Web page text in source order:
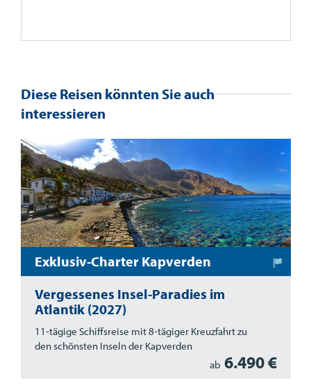
Diese Reisen könnten Sie auch
interessieren
Exklusiv-Charter Kapverden
Vergessenes Insel-Paradies im
Atlantik (2027)
11-tägige Schiffsreise mit 8-tägiger Kreuzfahrt zu
den schönsten Inseln der Kapverden
ab 6.490 €